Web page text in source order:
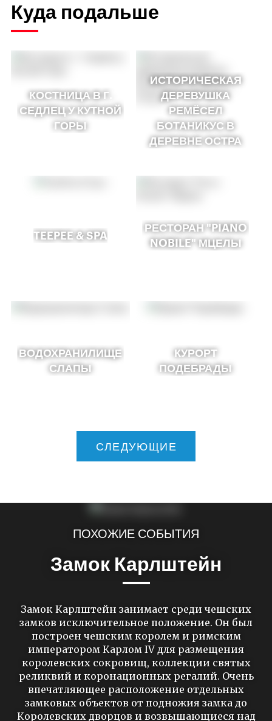
Куда подальше
КОСТНИЦА В Г.
СЕДЛЕЦ У КУТНОЙ
ГОРЫ
ИСТОРИЧЕСКАЯ
ДЕРЕВУШКА
РЕМЁСЕЛ
БОТАНИКУС В
ДЕРЕВНЕ ОСТРА
TEEPEE & SPA
РЕСТОРАН "PIANO
NOBILE" МЦЕЛЫ
ВОДОХРАНИЛИЩЕ
СЛАПЫ
КУРОРТ
ПОДЕБРАДЫ
СЛЕДУЮЩИЕ
ПОХОЖИЕ СОБЫТИЯ
Замок Карлштейн
Замок Карлштейн занимает среди чешских
замков исключительное положение. Он был
построен чешским королем и римским
императором Карлом IV для размещения
королевских сокровищ, коллекции святых
реликвий и коронационных регалий. Очень
впечатляющее расположение отдельных
замковых объектов от подножия замка до
Королевских дворцов и возвышающиеся над